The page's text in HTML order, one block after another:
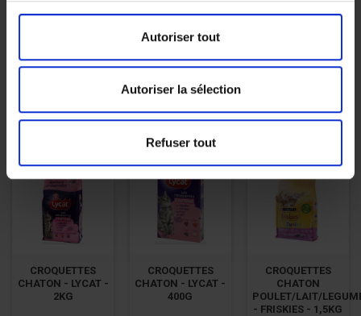
Autoriser tout
Autoriser la sélection
Refuser tout
2.92 € / kg
11,86 €
3.95 € / kg 5.19 € / kg
PROMO !
CROQUETTES
CHATON - LYCAT -
2KG
CROQUETTES
CHATON - LYCAT -
400G
CROQUETTES
CHATON
POULET/LAIT/
- FRISKIES - 1,5KG